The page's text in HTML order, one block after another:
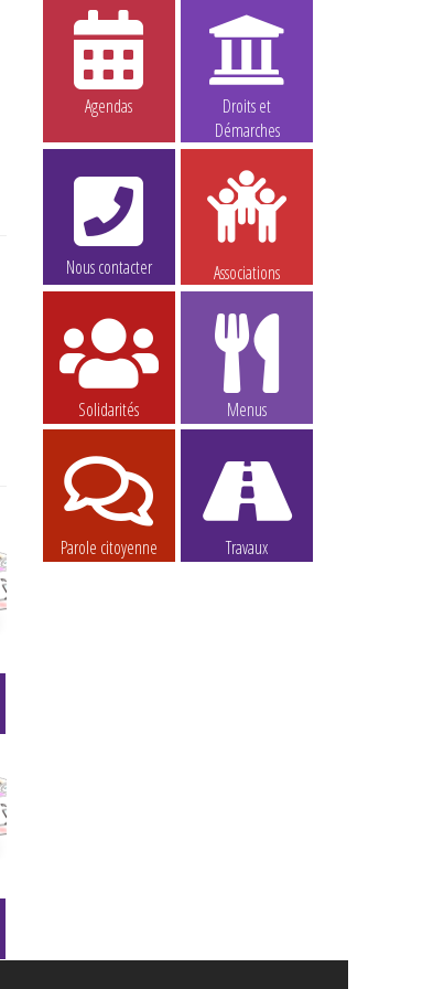
Agendas
Droits et
Démarches
Nous contacter Associations
Solidarités Menus
Parole citoyenne Travaux